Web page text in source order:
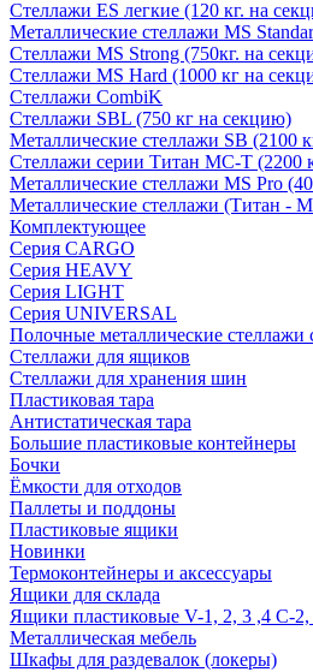
Стеллажи ES легкие (120 кг. на
Металлические стеллажи MS
Стеллажи MS Strong (750кг. на
Стеллажи MS Hard (1000 кг на
Стеллажи CombiK
Стеллажи SBL (750 кг на секцию)
Металлические стеллажи SB (2100
Стеллажи серии Титан МС-Т (2200
Металлические стеллажи MS Pro
Металлические стеллажи (Титан -
Комплектующее
Серия CARGO
Серия HEAVY
Серия LIGHT
Серия UNIVERSAL
Полочные металлические стеллажи
Стеллажи для ящиков
Стеллажи для хранения шин
Пластиковая тара
Антистатическая тара
Большие пластиковые контейнеры
Бочки
Ёмкости для отходов
Паллеты и поддоны
Пластиковые ящики
Новинки
Термоконтейнеры и аксессуары
Ящики для склада
Ящики пластиковые V-1, 2, 3 ,4 С-2,
Металлическая мебель
Шкафы для раздевалок (локеры)